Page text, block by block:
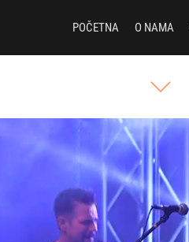
POČETNA O NAMA